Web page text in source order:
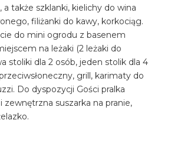
a także szklanki, kielichy do wina
filiżanki do kawy, korkociąg.
do mini ogrodu z basenem
na leżaki (2 leżaki do
stoliki dla 2 osób, jeden stolik dla 4
grill, karimaty do
Do dyspozycji Gości pralka
suszarka na pranie,